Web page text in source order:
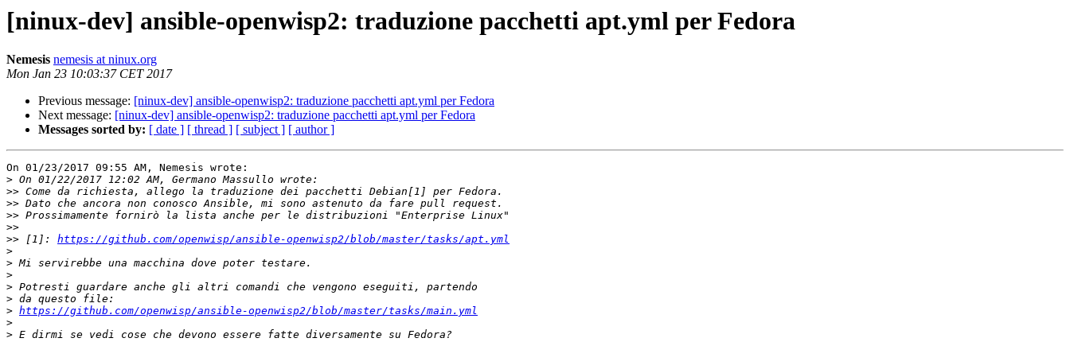
[ninux-dev] ansible-openwisp2: traduzione pacchetti apt.yml per Fedora
Nemesis nemesis at ninux.org
Mon Jan 23 10:03:37 CET 2017
Previous message: [ninux-dev] ansible-openwisp2: traduzione pacchetti apt.yml per Fedora
Next message: [ninux-dev] ansible-openwisp2: traduzione pacchetti apt.yml per Fedora
Messages sorted by: [ date ] [ thread ] [ subject ] [ author ]
On 01/23/2017 09:55 AM, Nemesis wrote:
>
>>
>>
>>
>>
>> [1]: https://github.com/openwisp/ansible-openwisp2/blob/master/tasks/apt.yml
>
>
>
>
>
> https://github.com/openwisp/ansible-openwisp2/blob/master/tasks/main.yml
>
>